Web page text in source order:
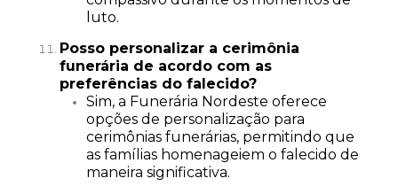
luto.
Posso personalizar a cerimônia
funerária de acordo com as
preferências do falecido?
Sim, a Funerária Nordeste oferece
opções de personalização para
cerimônias funerárias, permitindo que
as famílias homenageiem o falecido de
maneira significativa.